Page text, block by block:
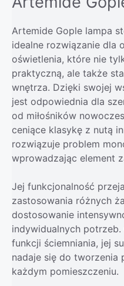
Artemide Gople lampa
idealne rozwiązanie dla
oświetlenia, które nie
praktyczną, ale także
wnętrza. Dzięki swojej
jest odpowiednia dla
od miłośników
ceniące klasykę z nutą
rozwiązuje problem
wprowadzając element
Jej funkcjonalność
zastosowania różnych
dostosowanie
indywidualnych
funkcji ściemniania, jej
nadaje się do tworzenia
każdym pomieszczeniu.